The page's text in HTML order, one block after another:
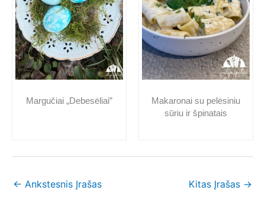
Margučiai „Debesėliai”
Makaronai su pelėsiniu
sūriu ir špinatais
← Ankstesnis Įrašas Kitas Įrašas →